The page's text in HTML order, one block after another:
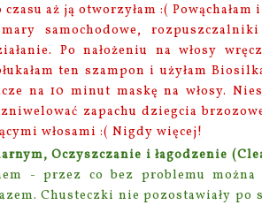
aż ją otworzyłam :( Powąchałam
samochodowe,
Po nałożeniu na włosy
ten szampon i użyłam
na 10 minut maskę na włosy.
zapachu dziegcia
włosami :( Nigdy więcej!
Oczyszczanie i łagodzenie
- przez co bez problemu można
Chusteczki nie pozostawiały po